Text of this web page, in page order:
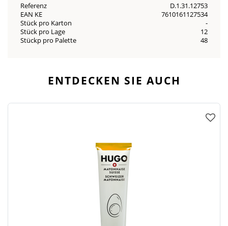
Referenz
D.1.31.12753
EAN KE
7610161127534
Stück pro Karton
-
Stück pro Lage
12
Stückp pro Palette
48
ENTDECKEN SIE AUCH